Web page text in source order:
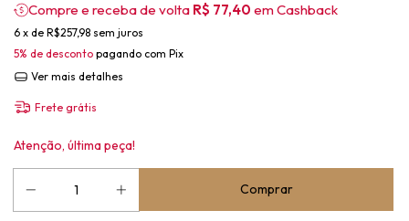
Compre e receba de volta R$ 77,40 em Cashback
6 x de R$257,98 sem juros
5% de desconto pagando com Pix
Ver mais detalhes
Frete grátis
Atenção, última peça!